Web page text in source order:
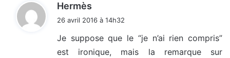
Hermès
i
:
26 avril 2016 à 14h32
Je suppose que le “je n’ai rien compris”
est ironique, mais la remarque sur